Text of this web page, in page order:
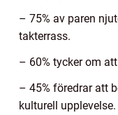
– 75% av paren
takterrass.
– 60% tycker om
– 45% föredrar att
kulturell upplevelse.